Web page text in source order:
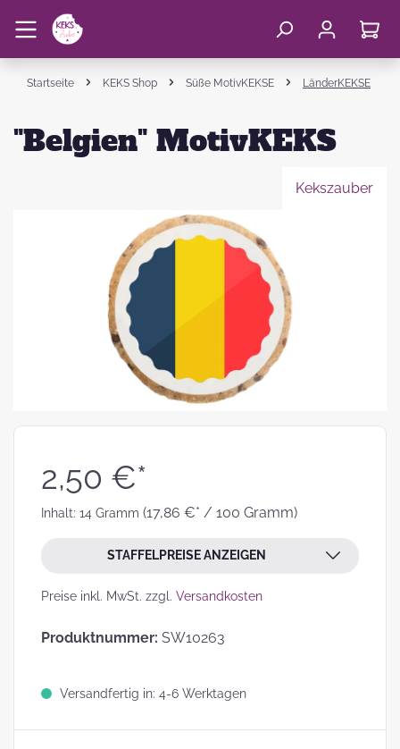
Startseite KEKS Shop Süße MotivKEKSE LänderKEKSE
"Belgien" MotivKEKS
Kekszauber
2,50 €*
Inhalt: 14 Gramm (17,86 €* / 100 Gramm)
STAFFELPREISE ANZEIGEN
Preise inkl. MwSt. zzgl. Versandkosten
Produktnummer: SW10263
Versandfertig in: 4-6 Werktagen